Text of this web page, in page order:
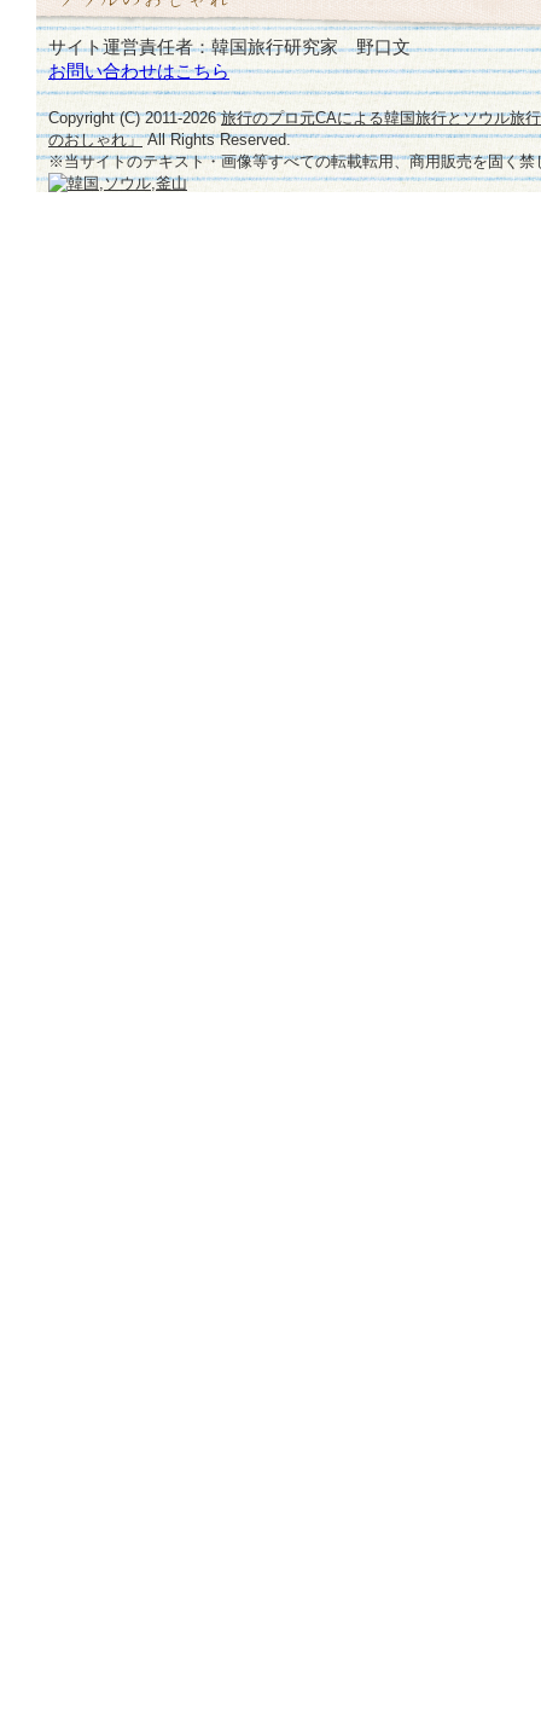
サイト運営責任者：韓国旅行研究家 野口文
お問い合わせはこちら
Copyright (C) 2011-2026旅行のプロ元CAによる韓国旅行とソウル旅
のおしゃれ」All Rights Reserved.
※当サイトのテキスト・画像等すべての転載転用、商用販売を固く禁